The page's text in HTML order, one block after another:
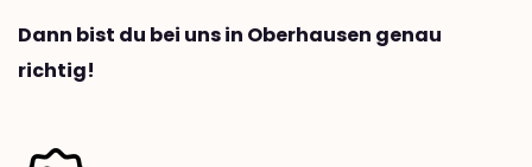
Dann bist du bei uns in Oberhausen genau
richtig!